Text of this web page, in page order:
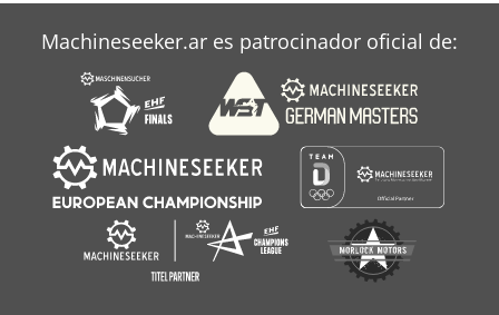
Machineseeker.ar es patrocinador oficial de: